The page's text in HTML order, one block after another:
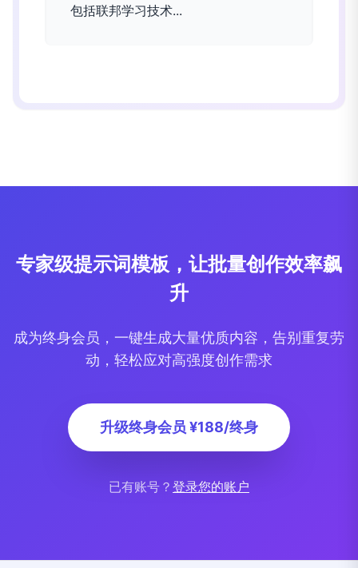
包括联邦学习技术...
专家级提示词模板，让批量创作效率飙
升
成为终身会员，一键生成大量优质内容，告别重复劳
动，轻松应对高强度创作需求
升级终身会员 ¥188/终身
已有账号？ 登录您的账户